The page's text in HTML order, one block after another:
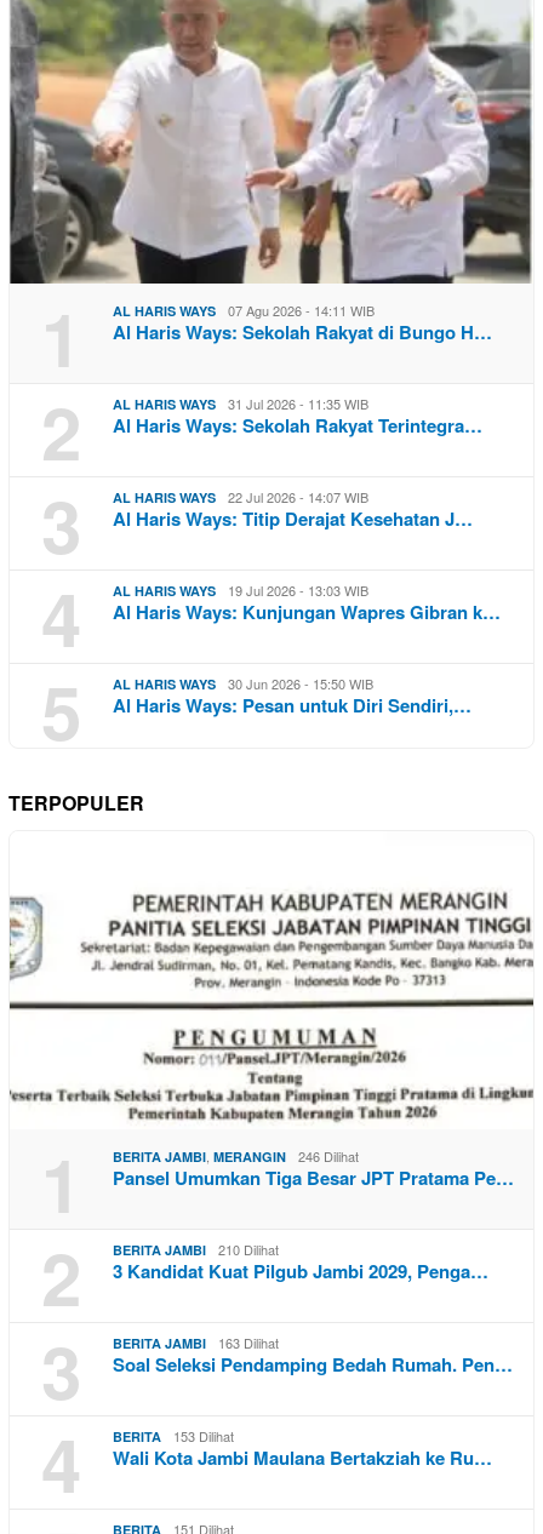
1 AL HARIS WAYS 07 Agu 2026 - 14:11 WIB
Al Haris Ways: Sekolah Rakyat di Bungo H…
2 AL HARIS WAYS 31 Jul 2026 - 11:35 WIB
Al Haris Ways: Sekolah Rakyat Terintegra…
3 AL HARIS WAYS 22 Jul 2026 - 14:07 WIB
Al Haris Ways: Titip Derajat Kesehatan J…
4 AL HARIS WAYS 19 Jul 2026 - 13:03 WIB
Al Haris Ways: Kunjungan Wapres Gibran k…
5 AL HARIS WAYS 30 Jun 2026 - 15:50 WIB
Al Haris Ways: Pesan untuk Diri Sendiri,…
TERPOPULER
1 BERITA JAMBI, MERANGIN 246 Dilihat
Pansel Umumkan Tiga Besar JPT Pratama Pe…
2 BERITA JAMBI 210 Dilihat
3 Kandidat Kuat Pilgub Jambi 2029, Penga…
3 BERITA JAMBI 163 Dilihat
Soal Seleksi Pendamping Bedah Rumah. Pen…
4 BERITA 153 Dilihat
Wali Kota Jambi Maulana Bertakziah ke Ru…
BERITA 151 Dilihat